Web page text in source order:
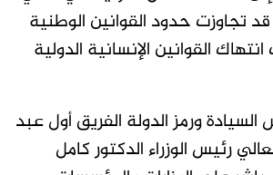
تجاوزت حدود القوانين الوطنية
القوانين الإنسانية الدولية
ورمز الدولة الفريق أول عبد
رئيس الوزراء الدكتور كامل